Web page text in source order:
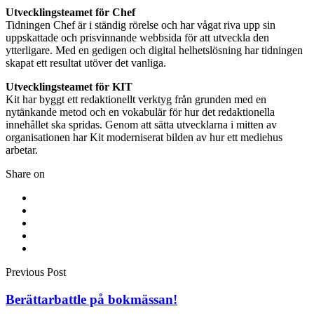
Utvecklingsteamet för Chef
Tidningen Chef är i ständig rörelse och har vågat riva upp sin
uppskattade och prisvinnande webbsida för att utveckla den
ytterligare. Med en gedigen och digital helhetslösning har tidningen
skapat ett resultat utöver det vanliga.
Utvecklingsteamet för KIT
Kit har byggt ett redaktionellt verktyg från grunden med en
nytänkande metod och en vokabulär för hur det redaktionella
innehållet ska spridas. Genom att sätta utvecklarna i mitten av
organisationen har Kit moderniserat bilden av hur ett mediehus
arbetar.
Share on
Previous Post
Berättarbattle på bokmässan!